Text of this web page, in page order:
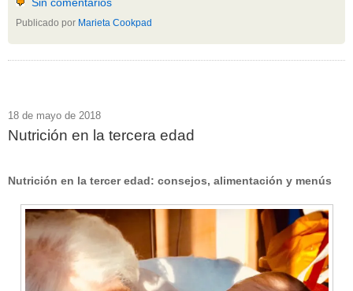
Publicado por Marieta Cookpad
18 de mayo de 2018
Nutrición en la tercera edad
Nutrición en la tercer edad: consejos, alimentación y menús